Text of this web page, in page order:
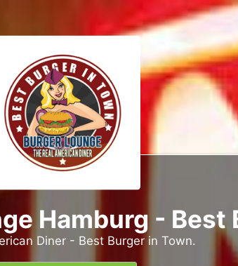
Hamburg - Best
Diner - Best Burger in Town.